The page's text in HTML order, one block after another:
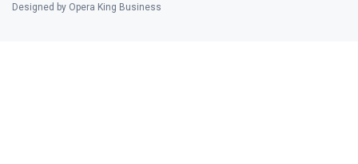
Designed by Opera King Business